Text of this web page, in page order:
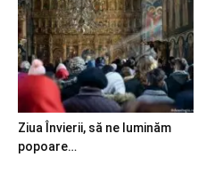
Ziua Învierii, să ne luminăm
popoare…